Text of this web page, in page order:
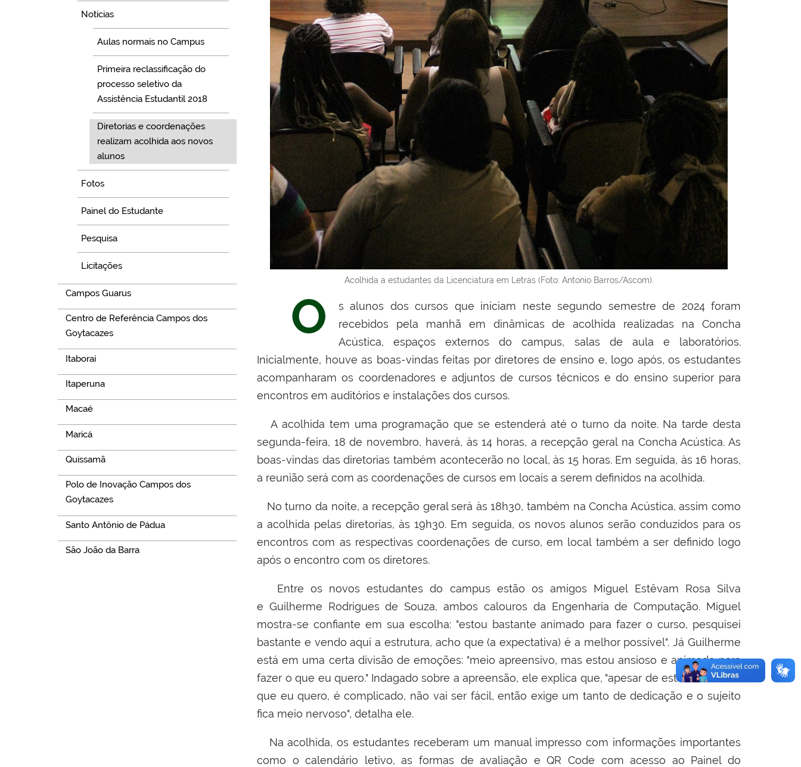
Notícias
Aulas normais no Campus
Primeira reclassificação do
processo seletivo da
Assistência Estudantil 2018
Diretorias e coordenações
realizam acolhida aos novos
alunos
Fotos
Painel do Estudante
Pesquisa
Licitações
Campos Guarus
Centro de Referência Campos dos
Goytacazes
Itaboraí
Itaperuna
Macaé
Maricá
Quissamã
Polo de Inovação Campos dos
Goytacazes
Santo Antônio de Pádua
São João da Barra
Acolhida a estudantes da Licenciatura em Letras (Foto: Antonio Barros/Ascom).
O
s alunos dos cursos que iniciam neste segundo semestre de 2024 foram
recebidos pela manhã em dinâmicas de acolhida realizadas na Concha
Acústica, espaços externos do campus, salas de aula e laboratórios.
Inicialmente, houve as boas-vindas feitas por diretores de ensino e, logo após, os estudantes
acompanharam os coordenadores e adjuntos de cursos técnicos e do ensino superior para
encontros em auditórios e instalações dos cursos.
A acolhida tem uma programação que se estenderá até o turno da noite. Na tarde desta
segunda-feira, 18 de novembro, haverá, às 14 horas, a recepção geral na Concha Acústica. As
boas-vindas das diretorias também acontecerão no local, às 15 horas. Em seguida, às 16 horas,
a reunião será com as coordenações de cursos em locais a serem definidos na acolhida.
No turno da noite, a recepção geral será às 18h30, também na Concha Acústica, assim como
a acolhida pelas diretorias, às 19h30. Em seguida, os novos alunos serão conduzidos para os
encontros com as respectivas coordenações de curso, em local também a ser definido logo
após o encontro com os diretores.
Entre os novos estudantes do campus estão os amigos Miguel Estêvam Rosa Silva
e Guilherme Rodrigues de Souza, ambos calouros da Engenharia de Computação. Miguel
mostra-se confiante em sua escolha: "estou bastante animado para fazer o curso, pesquisei
bastante e vendo aqui a estrutura, acho que (a expectativa) é a melhor possível". Já Guilherme
está em uma certa divisão de emoções: "meio apreensivo, mas estou ansioso e animado para
fazer o que eu quero." Indagado sobre a apreensão, ele explica que, "apesar de estar fazendo o
que eu quero, é complicado, não vai ser fácil, então exige um tanto de dedicação e o sujeito
fica meio nervoso", detalha ele.
Na acolhida, os estudantes receberam um manual impresso com informações importantes
como o calendário letivo, as formas de avaliação e QR Code com acesso ao Painel do